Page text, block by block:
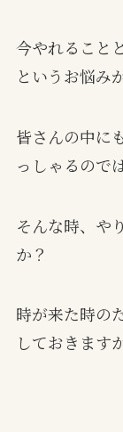
今やれること
というお悩み
皆さんの中に
っしゃるので
そんな時、や
か？
時が来た時の
しておきます